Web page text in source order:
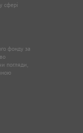
сфері
фонду за
погляди,